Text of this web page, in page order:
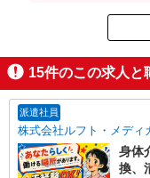
15件のこの求人と
派遣社員
株式会社ルフト・メデ
身体
換、